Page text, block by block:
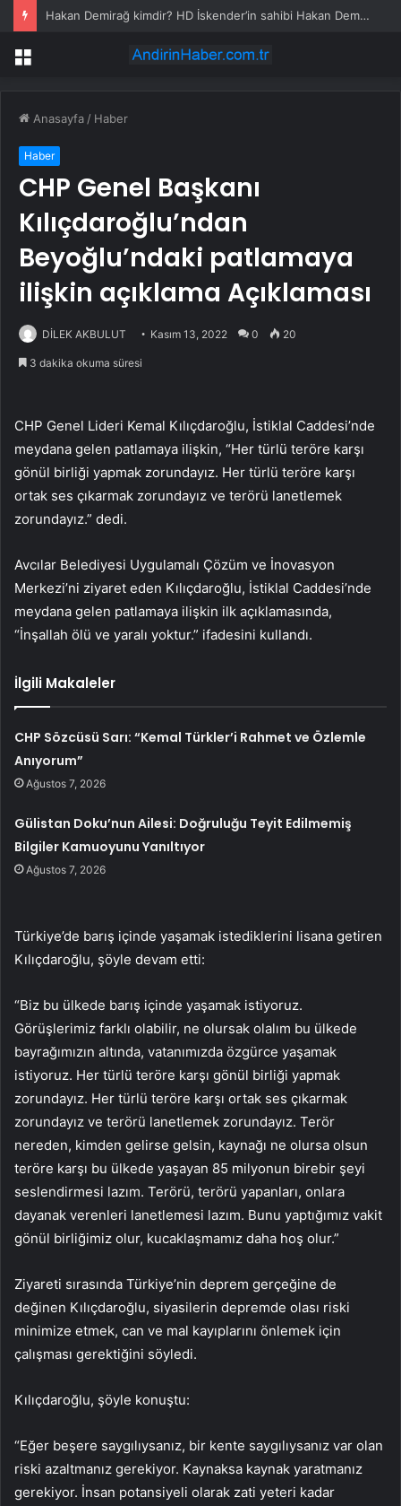
Hakan Demirağ kimdir? HD İskender’in sahibi Hakan Demirağ’ın serveti ne kadar?
Menü
Anasayfa / Haber
Haber
CHP Genel Başkanı
Kılıçdaroğlu’ndan
Beyoğlu’ndaki patlamaya
ilişkin açıklama Açıklaması
DİLEK AKBULUT Kasım 13, 2022 0 20
3 dakika okuma süresi
CHP Genel Lideri Kemal Kılıçdaroğlu, İstiklal Caddesi’nde
meydana gelen patlamaya ilişkin, “Her türlü teröre karşı
gönül birliği yapmak zorundayız. Her türlü teröre karşı
ortak ses çıkarmak zorundayız ve terörü lanetlemek
zorundayız.” dedi.
Avcılar Belediyesi Uygulamalı Çözüm ve İnovasyon
Merkezi’ni ziyaret eden Kılıçdaroğlu, İstiklal Caddesi’nde
meydana gelen patlamaya ilişkin ilk açıklamasında,
“İnşallah ölü ve yaralı yoktur.” ifadesini kullandı.
İlgili Makaleler
CHP Sözcüsü Sarı: “Kemal Türkler’i Rahmet ve Özlemle
Anıyorum”
Ağustos 7, 2026
Gülistan Doku’nun Ailesi: Doğruluğu Teyit Edilmemiş
Bilgiler Kamuoyunu Yanıltıyor
Ağustos 7, 2026
Türkiye’de barış içinde yaşamak istediklerini lisana getiren
Kılıçdaroğlu, şöyle devam etti:
“Biz bu ülkede barış içinde yaşamak istiyoruz.
Görüşlerimiz farklı olabilir, ne olursak olalım bu ülkede
bayrağımızın altında, vatanımızda özgürce yaşamak
istiyoruz. Her türlü teröre karşı gönül birliği yapmak
zorundayız. Her türlü teröre karşı ortak ses çıkarmak
zorundayız ve terörü lanetlemek zorundayız. Terör
nereden, kimden gelirse gelsin, kaynağı ne olursa olsun
teröre karşı bu ülkede yaşayan 85 milyonun birebir şeyi
seslendirmesi lazım. Terörü, terörü yapanları, onlara
dayanak verenleri lanetlemesi lazım. Bunu yaptığımız vakit
gönül birliğimiz olur, kucaklaşmamız daha hoş olur.”
Ziyareti sırasında Türkiye’nin deprem gerçeğine de
değinen Kılıçdaroğlu, siyasilerin depremde olası riski
minimize etmek, can ve mal kayıplarını önlemek için
çalışması gerektiğini söyledi.
Kılıçdaroğlu, şöyle konuştu:
“Eğer beşere saygılıysanız, bir kente saygılıysanız var olan
riski azaltmanız gerekiyor. Kaynaksa kaynak yaratmanız
gerekiyor. İnsan potansiyeli olarak zati yeteri kadar